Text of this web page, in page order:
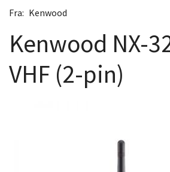
Fra: Kenwood
Kenwood NX-
VHF (2-pin)